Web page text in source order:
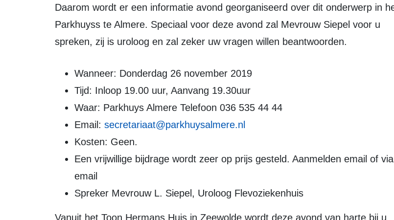
Daarom wordt er een informatie avond georganiseerd over dit onderwerp in het
Parkhuyss te Almere. Speciaal voor deze avond zal Mevrouw Siepel voor u
spreken, zij is uroloog en zal zeker uw vragen willen beantwoorden.
Wanneer: Donderdag 26 november 2019
Tijd: Inloop 19.00 uur, Aanvang 19.30uur
Waar: Parkhuys Almere Telefoon 036 535 44 44
Email: secretariaat@parkhuysalmere.nl
Kosten: Geen.
Een vrijwillige bijdrage wordt zeer op prijs gesteld. Aanmelden email of via
email
Spreker Mevrouw L. Siepel, Uroloog Flevoziekenhuis
Vanuit het Toon Hermans Huis in Zeewolde wordt deze avond van harte bij u